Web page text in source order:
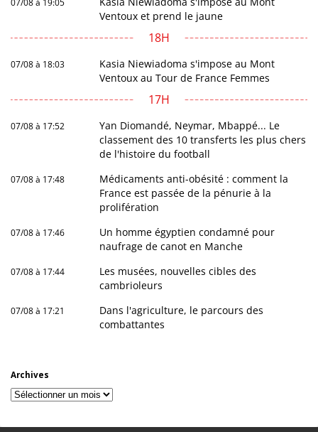
07/08 à 19:05
Ventoux et prend le jaune
18H
07/08 à 18:03
Kasia Niewiadoma s'impose au Mont
Ventoux au Tour de France Femmes
17H
07/08 à 17:52
Yan Diomandé, Neymar, Mbappé... Le
classement des 10 transferts les plus chers
de l'histoire du football
07/08 à 17:48
Médicaments anti-obésité : comment la
France est passée de la pénurie à la
prolifération
07/08 à 17:46
Un homme égyptien condamné pour
naufrage de canot en Manche
07/08 à 17:44
Les musées, nouvelles cibles des
cambrioleurs
07/08 à 17:21
Dans l'agriculture, le parcours des
combattantes
Archives
Archives